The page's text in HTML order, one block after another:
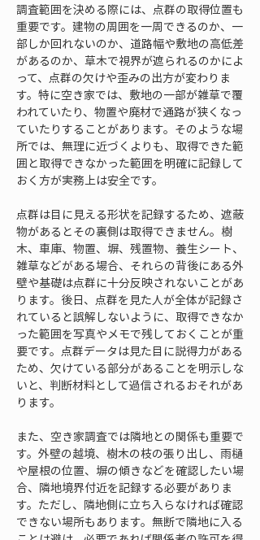
調査範囲を決める際には、点群の取得位置も
重要です。建物の周囲を一周できるのか、一
部しか回れないのか、道路幅や敷地の高低差
があるのか、草木で視界が遮られるのかによ
って、点群の欠けや歪みの出方が変わりま
す。特に空き家では、敷地の一部が雑草で覆
われていたり、物置や廃材で通路が狭くなっ
ていたりすることがあります。そのような場
所では、無理に近づくよりも、取得できた範
囲と取得できなかった範囲を明確に記録して
おく方が実務上は安全です。
点群は目に見える形状を記録するため、遮蔽
物があるとその裏側は取得できません。樹
木、車庫、物置、塀、残置物、養生シート、
雑草などがある場合、それらの背後にある外
壁や基礎は点群に十分反映されないことがあ
ります。後日、点群を見た人が全体が記録さ
れていると誤解しないように、取得できなか
った範囲を写真やメモで残しておくことが重
要です。点群データは見た目に説得力がある
ため、欠けている部分があることを明示しな
いと、判断材料として過信されるおそれがあ
ります。
また、空き家調査では隣地との関係も重要で
す。外壁の越境、樹木の枝の張り出し、雨樋
や屋根の位置、塀の傾きなどを確認したい場
合、隣地境界付近を記録する必要がありま
す。ただし、隣地側に立ち入らなければ確認
できない場所もあります。無断で隣地に入る